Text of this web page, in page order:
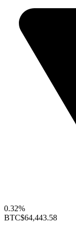
0.32%
BTC$64,443.58